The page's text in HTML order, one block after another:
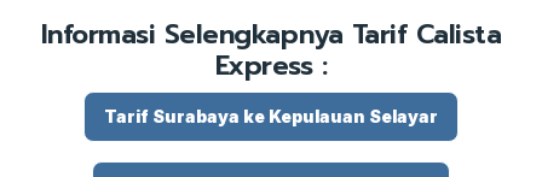
Informasi Selengkapnya Tarif Calista
Express :
Tarif Surabaya ke Kepulauan Selayar